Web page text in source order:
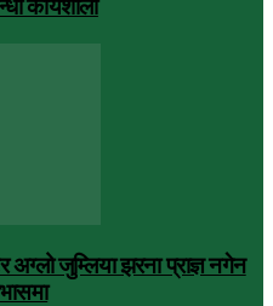
कार्यशाला
जुम्लिया झरना प्राज्ञ नगेन